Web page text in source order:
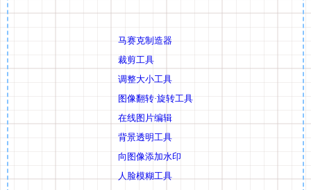
马赛克制造器
裁剪工具
调整大小工具
图像翻转·旋转工具
在线图片编辑
背景透明工具
向图像添加水印
人脸模糊工具